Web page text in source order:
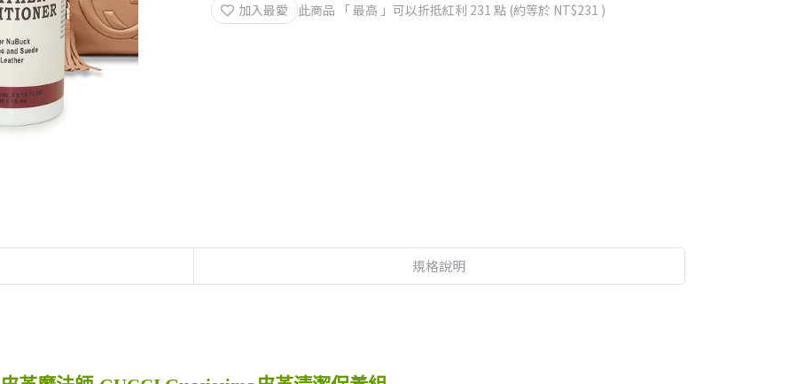
加入最愛 此商品 「 最高 」可以折抵紅利 231 點 (約等於 NT$231 )
規格說明